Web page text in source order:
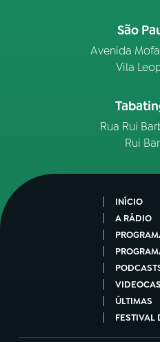
São
Avenida
Vila
Rua Rui
Rui
INÍCIO
A RÁDIO
ÚLTIMAS
FESTIVAL